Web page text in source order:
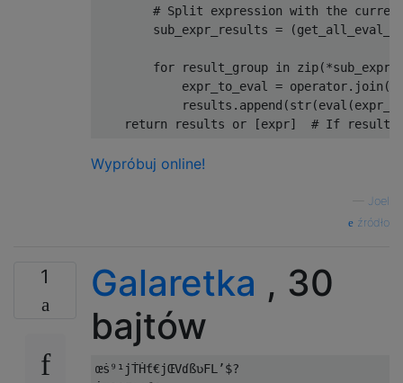
# Split expression with the current
        sub_expr_results
= (
for result_group in zip(*
            expr_to_eval
= operator. join (
            results
. append (str(eval (
return results or [expr] # If results
Wypróbuj online!
Joel
źródło
1 Galaretka , 30
bajtów
œṡ⁹¹jṪḢƭ€jŒVɗßʋFL’$?